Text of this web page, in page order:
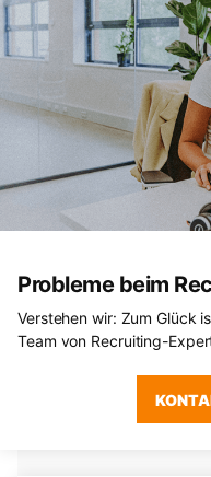
Probleme beim
Verstehen wir: Zum Glück
Team von Recruiting-